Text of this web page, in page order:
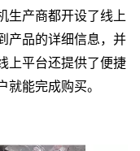
生产商都开设了线上
产品的详细信息，并
上平台还提供了便捷
就能完成购买。